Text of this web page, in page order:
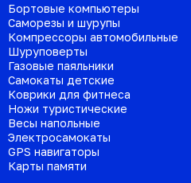
Бортовые компьютеры
Саморезы и шурупы
Компрессоры автомобильные
Шуруповерты
Газовые паяльники
Самокаты детские
Коврики для фитнеса
Ножи туристические
Весы напольные
Электросамокаты
GPS навигаторы
Карты памяти